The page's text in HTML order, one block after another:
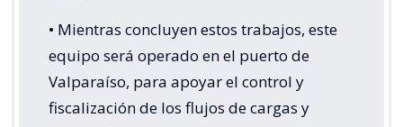
• Mientras concluyen estos trabajos, este
equipo será operado en el puerto de
Valparaíso, para apoyar el control y
fiscalización de los flujos de cargas y